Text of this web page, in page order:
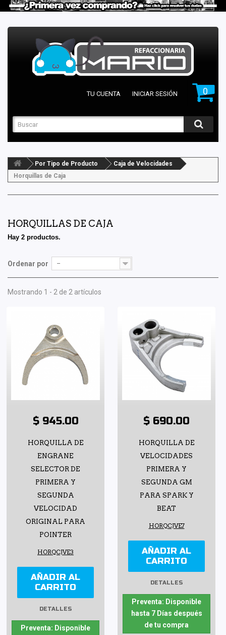
0
TU CUENTA INICIAR SESIÓN
Por Tipo de Producto
Caja de Velocidades
Horquillas de Caja
HORQUILLAS DE CAJA
Hay 2 productos.
Ordenar por --
Mostrando 1 - 2 de 2 artículos
$ 945.00
HORQUILLA DE
ENGRANE
SELECTOR DE
PRIMERA Y
SEGUNDA
VELOCIDAD
ORIGINAL PARA
POINTER
HORQCJVE3
AÑADIR AL
CARRITO
DETALLES
Preventa: Disponible
$ 690.00
HORQUILLA DE
VELOCIDADES
PRIMERA Y
SEGUNDA GM
PARA SPARK Y
BEAT
HORQCJVE7
AÑADIR AL
CARRITO
DETALLES
Preventa: Disponible
hasta 7 Días después
de tu compra